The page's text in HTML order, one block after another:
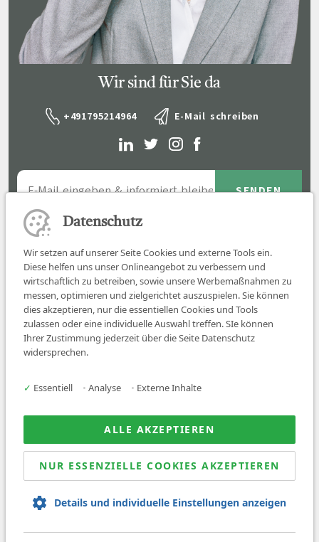
Wir sind für Sie da
+491795214964 E-Mail schreiben
Job finden
Über uns
News
© 2026 Sanovetis. All rights reserved.
Datenschutz
Wir setzen auf unserer Seite Cookies und externe Tools ein.
Diese helfen uns unser Onlineangebot zu verbessern und
wirtschaftlich zu betreiben, sowie unsere Werbemaßnahmen zu
messen, optimieren und zielgerichtet auszuspielen. Sie können
dies akzeptieren, nur die essentiellen Cookies und Tools
zulassen oder eine individuelle Auswahl treffen. SIe können
Ihrer Zustimmung jederzeit über die Seite Datenschutz
widersprechen.
✓ Essentiell • Analyse • Externe Inhalte
ALLE AKZEPTIEREN
NUR ESSENZIELLE COOKIES AKZEPTIEREN
Details und individuelle Einstellungen anzeigen